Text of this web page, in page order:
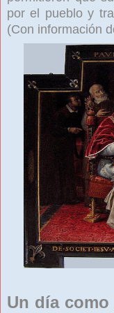
por el pueblo y
(Con información
Un día